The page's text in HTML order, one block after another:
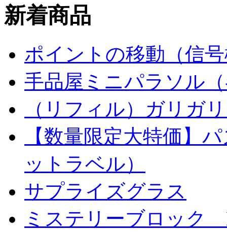
新着商品
ポイントの移動（信
手品屋ミニパラソル
（リフィル）ガリガ
【数量限定大特価】
ットラベル）
サプライズグラス
ミステリーブロック